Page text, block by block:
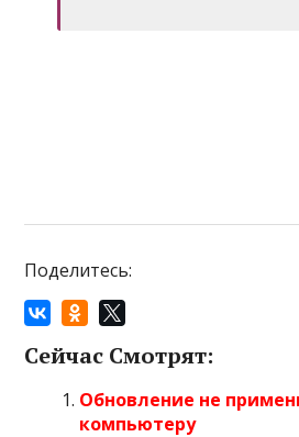
Поделитесь:
Сейчас Смотрят:
Обновление не
компьютеру